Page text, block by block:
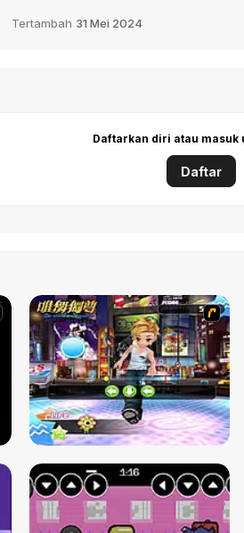
Tertambah 31 Mei 2024
Daftarkan diri atau masuk
Daftar